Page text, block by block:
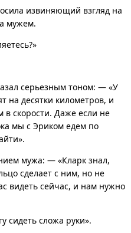
извиняющий взгляд на
мужем.
серьезным тоном: — «У
на десятки километров, и
в скорости. Даже если не
мы с Эриком едем по
мужа: — «Кларк знал,
сделает с ним, но не
видеть сейчас, и нам нужно
сидеть сложа руки».